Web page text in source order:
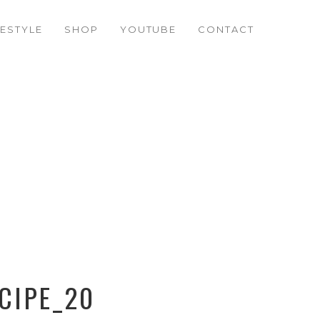
SHOP YOUTUBE CONTACT